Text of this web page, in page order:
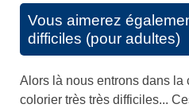
Vous aimerez
difficiles (pour adultes)
Alors là nous entrons dans la
colorier très très difficiles...